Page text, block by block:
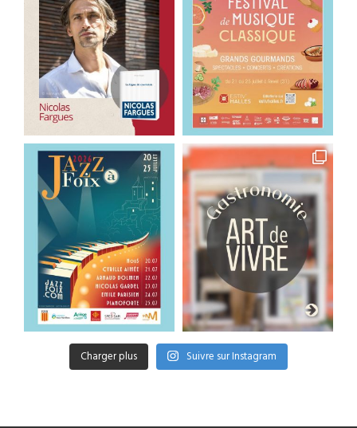
Charger plus Suivre sur Instagram